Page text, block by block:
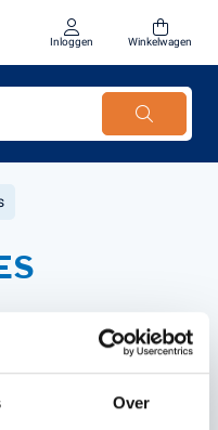
Over
Inloggen Winkelwagen
Sorteer